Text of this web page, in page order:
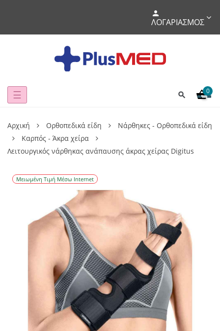
ΛΟΓΑΡΙΑΣΜΌΣ
Toggle
☰ 0
Αρχική Ορθοπεδικά είδη
Νάρθηκες - Ορθοπεδικά είδη
Καρπός - Άκρα χείρα
Λειτουργικός νάρθηκας ανάπαυσης άκρας χείρας Digitus
Μειωμένη Τιμή Μέσω Internet